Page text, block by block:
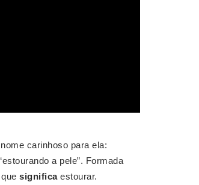
carinhoso para ela:
a pele”. Formada
significaestourar.